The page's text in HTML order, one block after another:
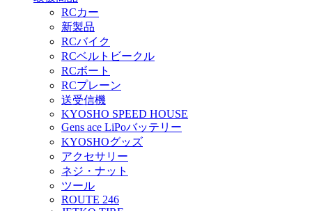
RCカー
新製品
RCバイク
RCベルトビークル
RCボート
RCプレーン
送受信機
KYOSHO SPEED HOUSE
Gens ace LiPoバッテリー
KYOSHOグッズ
アクセサリー
ネジ・ナット
ツール
ROUTE 246